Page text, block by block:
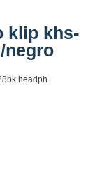
klip khs-
negro
headph